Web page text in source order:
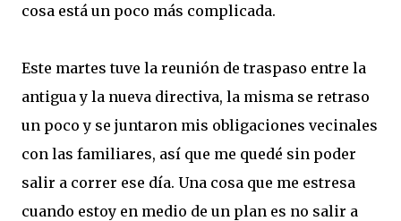
cosa está un poco más complicada.
Este martes tuve la reunión de traspaso entre la
antigua y la nueva directiva, la misma se retraso
un poco y se juntaron mis obligaciones vecinales
con las familiares, así que me quedé sin poder
salir a correr ese día. Una cosa que me estresa
cuando estoy en medio de un plan es no salir a